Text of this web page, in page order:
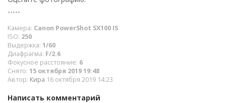
Камера: Canon PowerShot SX100 IS
ISO: 250
Выдержка: 1/60
Диафрагма: F/2.6
Фокусное расстояние: 6
Снято: 15 октября 2019 19:48
Автор: Кира 16 октября 2019 14:23
Написать комментарий